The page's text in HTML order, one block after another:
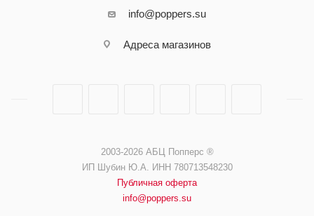
info@poppers.su
Адреса магазинов
2003-2026 АБЦ Попперс ®️️
ИП Шубин Ю.А. ИНН 780713548230
Публичная оферта
info@poppers.su